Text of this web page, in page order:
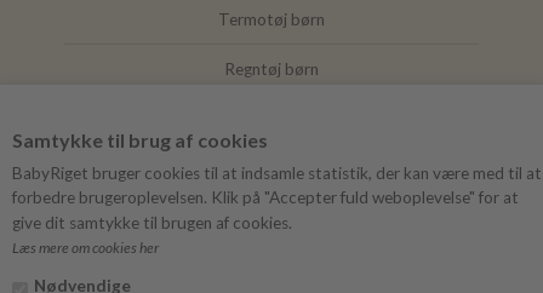
Samtykke til brug af cookies
BabyRiget bruger cookies til at indsamle statistik, der kan være med til at
forbedre brugeroplevelsen. Klik på "Accepter fuld weboplevelse" for at
give dit samtykke til brugen af cookies.
Læs mere om cookies her
Nødvendige
Termotøj børn
Regntøj børn
Mushie